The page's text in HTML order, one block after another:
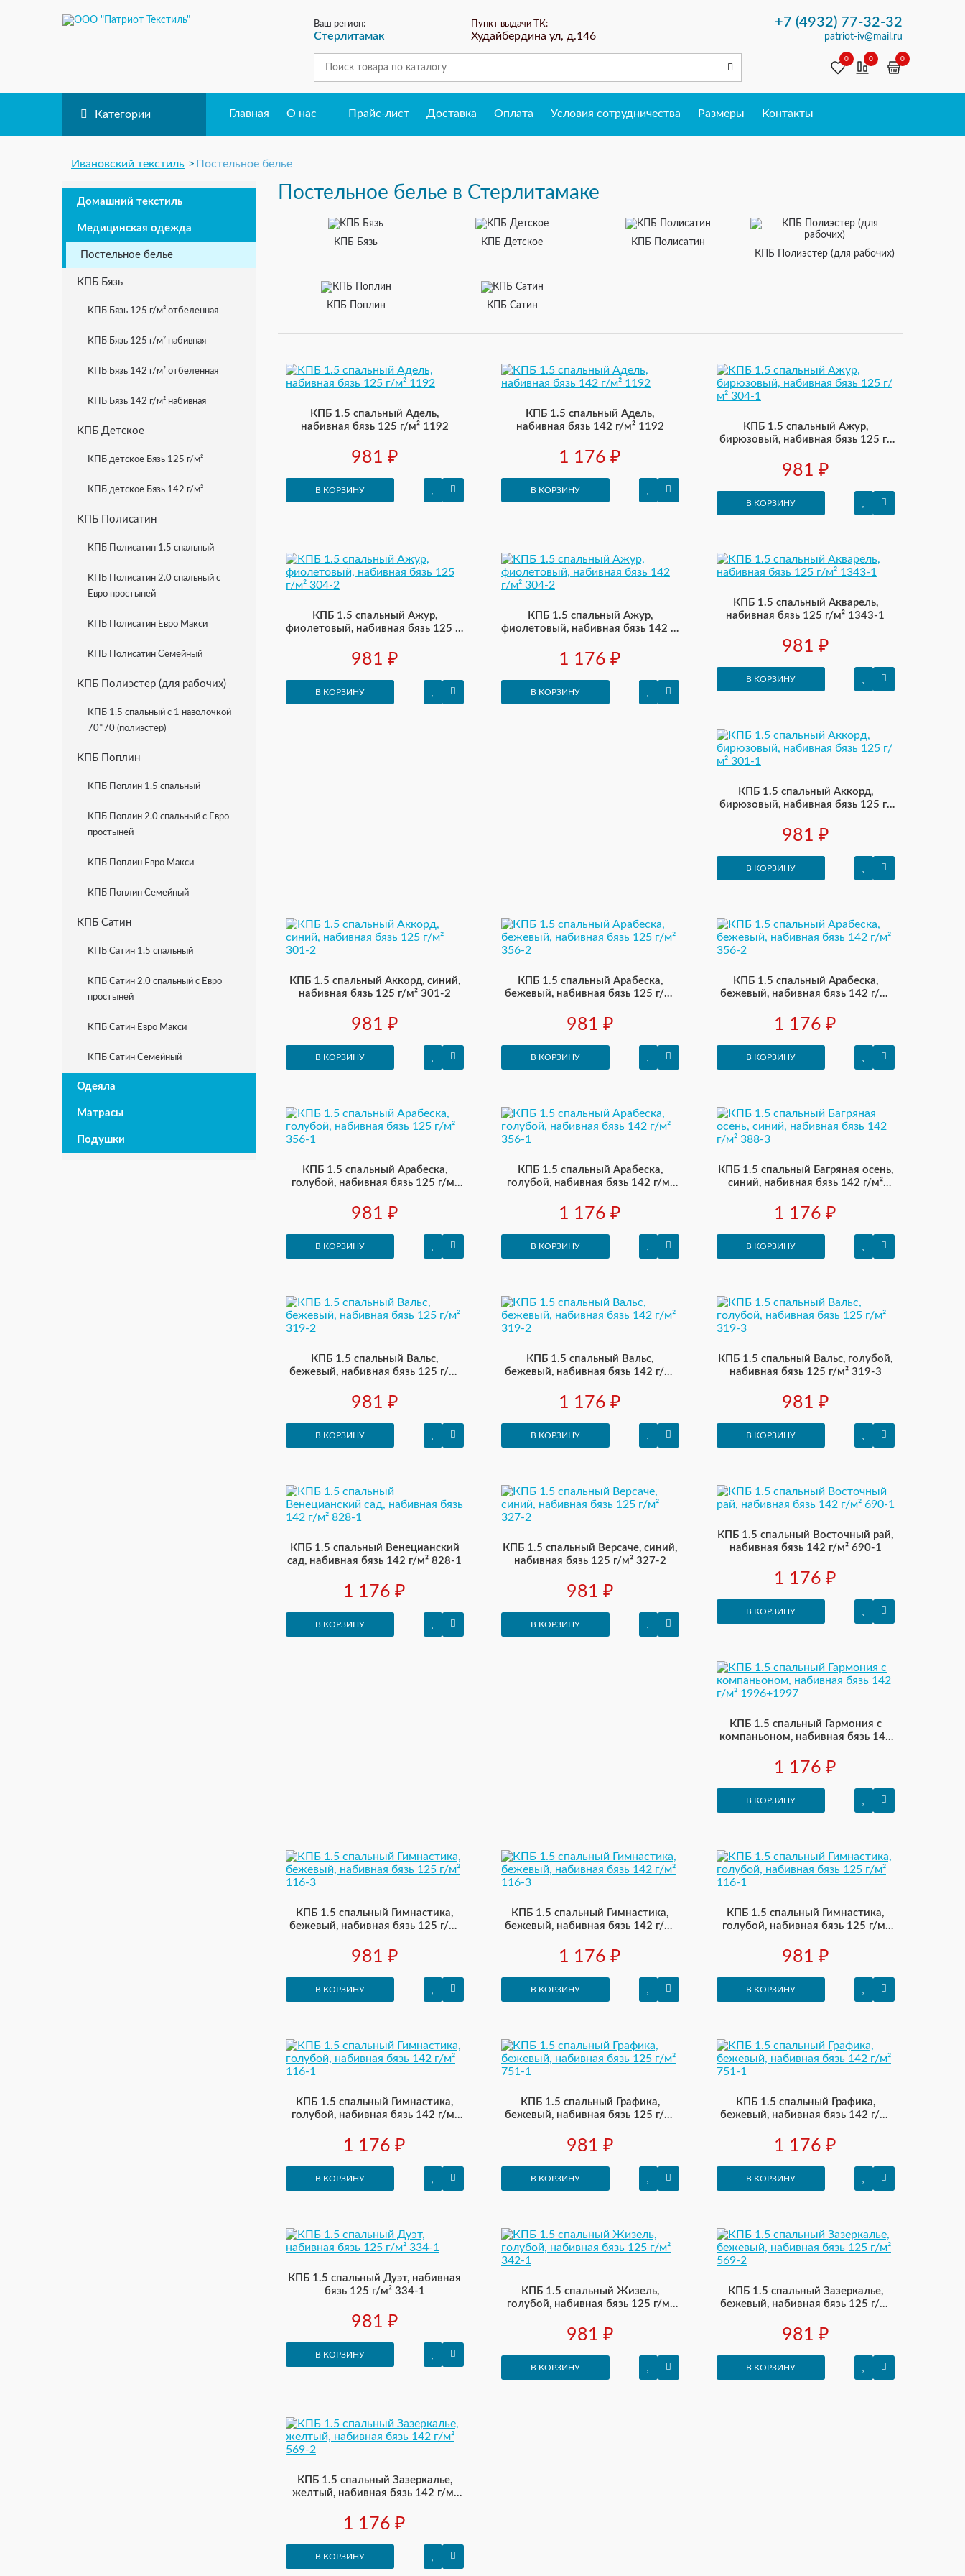
Ваш регион:
Стерлитамак
Пункт выдачи ТК:
Худайбердина ул, д.146
+7 (4932) 77-32-32
patriot-iv@mail.ru
0 0 0
Категории Главная О нас Прайс-лист Доставка Оплата Условия сотрудничества Размеры Контакты
Ивановский текстиль Постельное белье
Домашний текстиль
Медицинская одежда
Постельное белье
КПБ Бязь
КПБ Бязь 125 г/м² отбеленная
КПБ Бязь 125 г/м² набивная
КПБ Бязь 142 г/м² отбеленная
КПБ Бязь 142 г/м² набивная
КПБ Детское
КПБ детское Бязь 125 г/м²
КПБ детское Бязь 142 г/м²
КПБ Полисатин
КПБ Полисатин 1.5 спальный
КПБ Полисатин 2.0 спальный с
Евро простыней
КПБ Полисатин Евро Макси
КПБ Полисатин Семейный
КПБ Полиэстер (для рабочих)
КПБ 1.5 спальный с 1 наволочкой
70*70 (полиэстер)
КПБ Поплин
КПБ Поплин 1.5 спальный
КПБ Поплин 2.0 спальный с Евро
простыней
КПБ Поплин Евро Макси
КПБ Поплин Семейный
КПБ Сатин
КПБ Сатин 1.5 спальный
КПБ Сатин 2.0 спальный с Евро
простыней
КПБ Сатин Евро Макси
КПБ Сатин Семейный
Одеяла
Матрасы
Подушки
Постельное белье в Стерлитамаке
КПБ Бязь КПБ Детское
КПБ Полисатин
КПБ Полиэстер (для рабочих)
КПБ Поплин КПБ Сатин
КПБ 1.5 спальный Адель,
набивная бязь 125 г/м² 1192
981 ₽
В КОРЗИНУ
КПБ 1.5 спальный Адель,
набивная бязь 142 г/м² 1192
1 176 ₽
В КОРЗИНУ
КПБ 1.5 спальный Ажур,
бирюзовый, набивная бязь 125 г/
981 ₽
В КОРЗИНУ
КПБ 1.5 спальный Ажур,
фиолетовый, набивная бязь 125 г/
981 ₽
В КОРЗИНУ
КПБ 1.5 спальный Ажур,
фиолетовый, набивная бязь 142 г/
1 176 ₽
В КОРЗИНУ
КПБ 1.5 спальный Акварель,
набивная бязь 125 г/м² 1343-1
981 ₽
В КОРЗИНУ
КПБ 1.5 спальный Аккорд,
бирюзовый, набивная бязь 125 г/
981 ₽
В КОРЗИНУ
КПБ 1.5 спальный Аккорд, синий,
набивная бязь 125 г/м² 301-2
981 ₽
В КОРЗИНУ
КПБ 1.5 спальный Арабеска,
бежевый, набивная бязь 125 г/м²
981 ₽
В КОРЗИНУ
КПБ 1.5 спальный Арабеска,
бежевый, набивная бязь 142 г/м²
1 176 ₽
В КОРЗИНУ
КПБ 1.5 спальный Арабеска,
голубой, набивная бязь 125 г/м²
981 ₽
В КОРЗИНУ
КПБ 1.5 спальный Арабеска,
голубой, набивная бязь 142 г/м²
1 176 ₽
В КОРЗИНУ
КПБ 1.5 спальный Багряная осень,
синий, набивная бязь 142 г/м²
1 176 ₽
В КОРЗИНУ
КПБ 1.5 спальный Вальс,
бежевый, набивная бязь 125 г/м²
981 ₽
В КОРЗИНУ
КПБ 1.5 спальный Вальс,
бежевый, набивная бязь 142 г/м²
1 176 ₽
В КОРЗИНУ
КПБ 1.5 спальный Вальс, голубой,
набивная бязь 125 г/м² 319-3
981 ₽
В КОРЗИНУ
КПБ 1.5 спальный Венецианский
сад, набивная бязь 142 г/м² 828-1
1 176 ₽
В КОРЗИНУ
КПБ 1.5 спальный Версаче, синий,
набивная бязь 125 г/м² 327-2
981 ₽
В КОРЗИНУ
КПБ 1.5 спальный Восточный рай,
набивная бязь 142 г/м² 690-1
1 176 ₽
В КОРЗИНУ
КПБ 1.5 спальный Гармония с
компаньоном, набивная бязь 142
1 176 ₽
В КОРЗИНУ
КПБ 1.5 спальный Гимнастика,
бежевый, набивная бязь 125 г/м²
981 ₽
В КОРЗИНУ
КПБ 1.5 спальный Гимнастика,
бежевый, набивная бязь 142 г/м²
1 176 ₽
В КОРЗИНУ
КПБ 1.5 спальный Гимнастика,
голубой, набивная бязь 125 г/м²
981 ₽
В КОРЗИНУ
КПБ 1.5 спальный Гимнастика,
голубой, набивная бязь 142 г/м²
1 176 ₽
В КОРЗИНУ
КПБ 1.5 спальный Графика,
бежевый, набивная бязь 125 г/м²
981 ₽
В КОРЗИНУ
КПБ 1.5 спальный Графика,
бежевый, набивная бязь 142 г/м²
1 176 ₽
В КОРЗИНУ
КПБ 1.5 спальный Дуэт, набивная
бязь 125 г/м² 334-1
981 ₽
В КОРЗИНУ
КПБ 1.5 спальный Жизель,
голубой, набивная бязь 125 г/м²
981 ₽
В КОРЗИНУ
КПБ 1.5 спальный Зазеркалье,
бежевый, набивная бязь 125 г/м²
981 ₽
В КОРЗИНУ
КПБ 1.5 спальный Зазеркалье,
желтый, набивная бязь 142 г/м²
1 176 ₽
В КОРЗИНУ